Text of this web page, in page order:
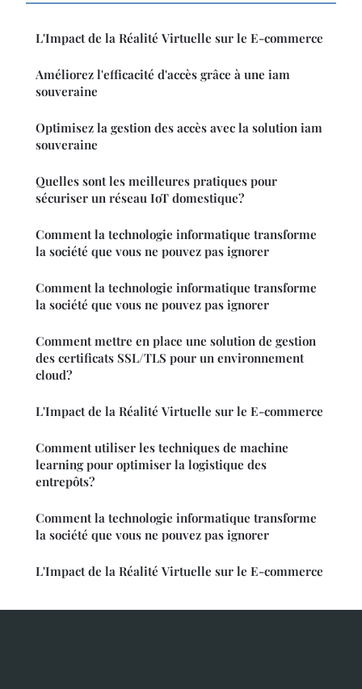
L'Impact de la Réalité Virtuelle sur le E-commerce
Améliorez l'efficacité d'accès grâce à une iam
souveraine
Optimisez la gestion des accès avec la solution iam
souveraine
Quelles sont les meilleures pratiques pour
sécuriser un réseau IoT domestique?
Comment la technologie informatique transforme
la société que vous ne pouvez pas ignorer
Comment la technologie informatique transforme
la société que vous ne pouvez pas ignorer
Comment mettre en place une solution de gestion
des certificats SSL/TLS pour un environnement
cloud?
L'Impact de la Réalité Virtuelle sur le E-commerce
Comment utiliser les techniques de machine
learning pour optimiser la logistique des
entrepôts?
Comment la technologie informatique transforme
la société que vous ne pouvez pas ignorer
L'Impact de la Réalité Virtuelle sur le E-commerce